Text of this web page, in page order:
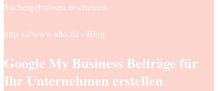
Suchergebnissen erscheinen.
http s://www.alto.de › Blog
Google My Business Beiträge für
Ihr Unternehmen erstellen